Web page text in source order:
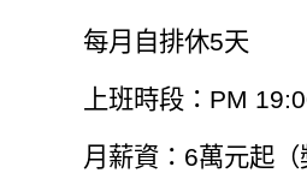
每月自排休5天
上班時段：PM
月薪資：6萬元起